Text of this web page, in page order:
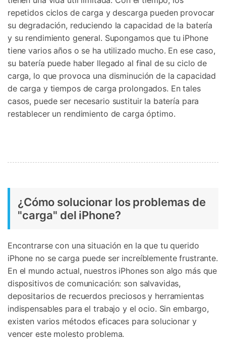
repetidos ciclos de carga y descarga pueden provocar
su degradación, reduciendo la capacidad de la batería
y su rendimiento general. Supongamos que tu iPhone
tiene varios años o se ha utilizado mucho. En ese caso,
su batería puede haber llegado al final de su ciclo de
carga, lo que provoca una disminución de la capacidad
de carga y tiempos de carga prolongados. En tales
casos, puede ser necesario sustituir la batería para
restablecer un rendimiento de carga óptimo.
¿Cómo solucionar los problemas de
"carga" del iPhone?
Encontrarse con una situación en la que tu querido
iPhone no se carga puede ser increíblemente frustrante.
En el mundo actual, nuestros iPhones son algo más que
dispositivos de comunicación: son salvavidas,
depositarios de recuerdos preciosos y herramientas
indispensables para el trabajo y el ocio. Sin embargo,
existen varios métodos eficaces para solucionar y
vencer este molesto problema.